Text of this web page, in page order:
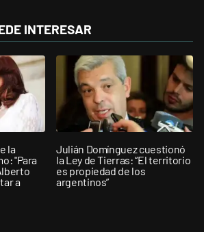
INTERESAR
la
"Para
a
Julián Domínguez cuestionó
la Ley de Tierras: “El territorio
es propiedad de los
argentinos”